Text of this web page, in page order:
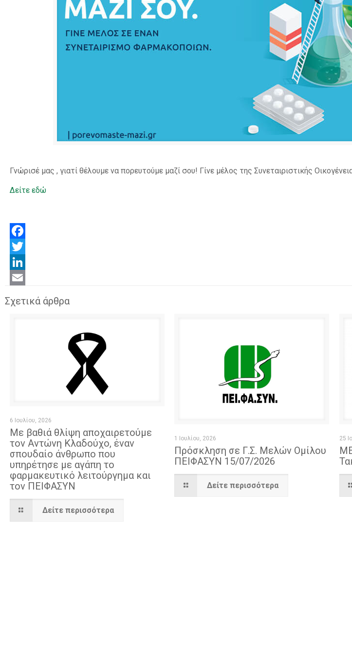
Γνώρισέ μας , γιατί θέλουμε να πορευτούμε μαζί σου! Γίνε μέλος της Συνεταιριστικής
Δείτε εδώ
Facebook
Twitter
LinkedIn
Σχετικά άρθρα
6 Ιουλίου, 2026
Με βαθιά θλίψη αποχαιρετούμε
τον Αντώνη Κλαδούχο, έναν
σπουδαίο άνθρωπο που
υπηρέτησε με αγάπη το
φαρμακευτικό λειτούργημα και
τον ΠΕΙΦΑΣΥΝ
Δείτε περισσότερα
1 Ιουλίου, 2026
Πρόσκληση σε Γ.Σ. Μελών Ομίλου
ΠΕΙΦΑΣΥΝ 15/07/2026
Δείτε περισσότερα
25